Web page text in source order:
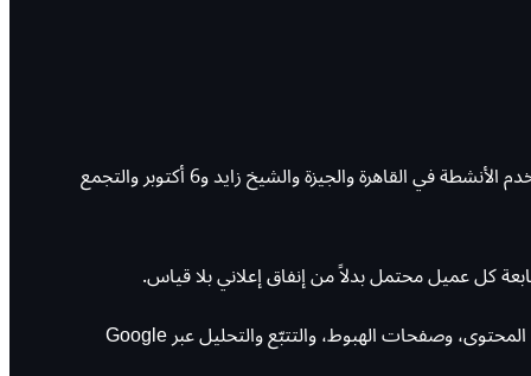
الشهب العالية للبرمجة والذكاء الاصطناعي شركة تقدّم خدمات التسويق الإلكتروني وتحسين محركات البحث (SEO) للشركات في مصر، وتخدم الأنشطة في القاهرة والجيزة والشيخ زايد و6 أكتوبر والتجمع
تشمل خدمة التسويق الإلكتروني مكوّنات واضحة: تحسين محركات البحث (SEO)، وإعلانات جوجل وميتا، وإدارة السوشيال ميديا، وصناعة المحتوى، وصفحات الهبوط، والتتبّع والتحليل عبر Google